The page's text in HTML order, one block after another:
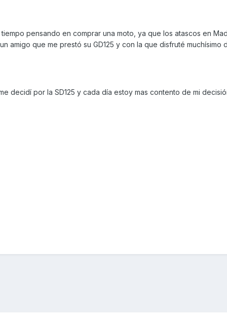
pensando en comprar una moto, ya que los atascos en
amigo que me prestó su GD125 y con la que disfruté muchísimo
decidí por la SD125 y cada día estoy mas contento de mi